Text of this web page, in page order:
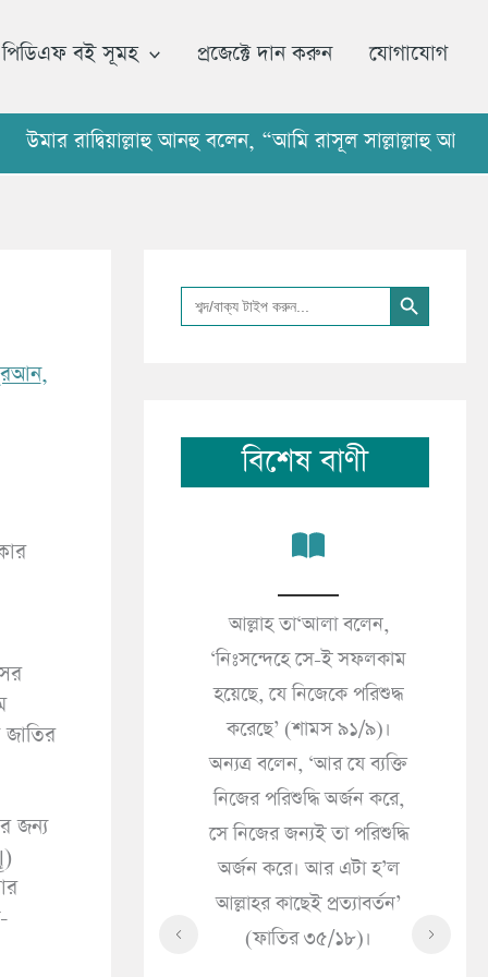
পিডিএফ বই সূমহ প্রজেক্টে দান করুন যোগাযোগ
আনহু বলেন, “আমি রাসূল সাল্লাল্লাহু আলাইহি
,
জন্য
Search
for:
Search Button
বিশেষ বাণী
(আনকাবূত ২৯/৬৪)।
দুনিয়ার জীবন শুধু
মাত্র’ (ইমরান
আল্লাহ তা‘আলা বলেন,
‘নিঃসন্দেহে সে-ই সফলকাম
হয়েছে, যে নিজেকে পরিশুদ্ধ
করেছে’ (শামস ৯১/৯)।
অন্যত্র বলেন, ‘আর যে ব্যক্তি
নিজের পরিশুদ্ধি অর্জন করে,
সে নিজের জন্যই তা পরিশুদ্ধি
অর্জন করে। আর এটা হ’ল
আল্লাহর কাছেই প্রত্যাবর্তন’
(ফাতির ৩৫/১৮)।
ভ